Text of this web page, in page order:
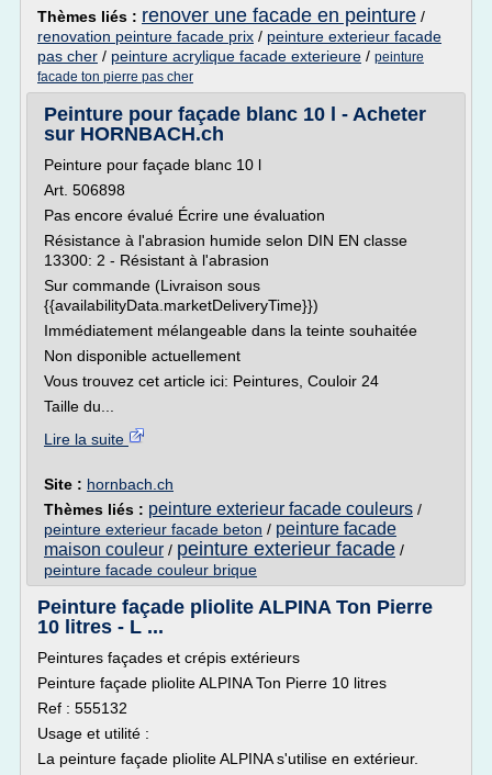
Thèmes liés : renover une facade en peinture /
renovation peinture facade prix / peinture exterieur facade
pas cher / peinture acrylique facade exterieure / peinture
facade ton pierre pas cher
Peinture pour façade blanc 10 l - Acheter
sur HORNBACH.ch
Peinture pour façade blanc 10 l
Art. 506898
Pas encore évalué Écrire une évaluation
Résistance à l'abrasion humide selon DIN EN classe
13300: 2 - Résistant à l'abrasion
Sur commande (Livraison sous
{{availabilityData.marketDeliveryTime}})
Immédiatement mélangeable dans la teinte souhaitée
Non disponible actuellement
Vous trouvez cet article ici: Peintures, Couloir 24
Taille du...
Lire la suite
Site : hornbach.ch
Thèmes liés : peinture exterieur facade couleurs /
peinture exterieur facade beton / peinture facade
maison couleur / peinture exterieur facade /
peinture facade couleur brique
Peinture façade pliolite ALPINA Ton Pierre
10 litres - L ...
Peintures façades et crépis extérieurs
Peinture façade pliolite ALPINA Ton Pierre 10 litres
Ref : 555132
Usage et utilité :
La peinture façade pliolite ALPINA s'utilise en extérieur.